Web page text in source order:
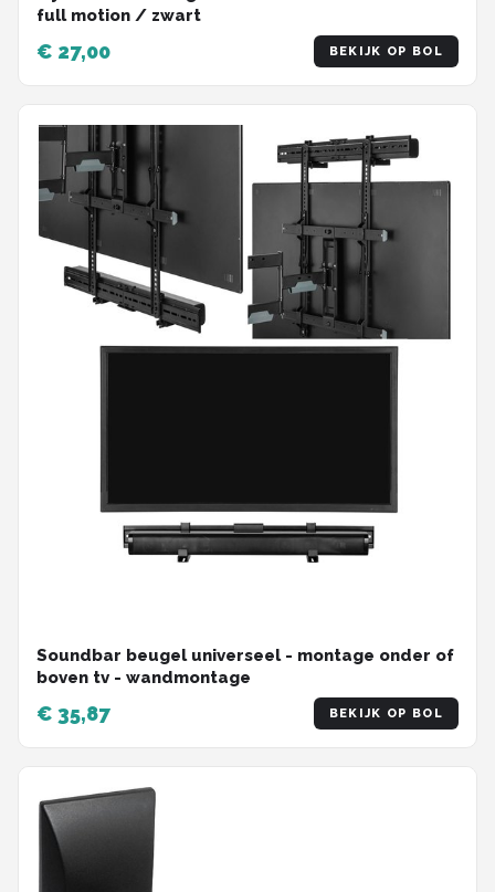
full motion / zwart
€ 27,00 BEKIJK OP BOL
Soundbar beugel universeel - montage onder of
boven tv - wandmontage
€ 35,87 BEKIJK OP BOL